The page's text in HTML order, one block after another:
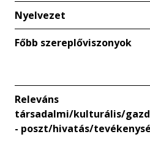
Nyelvezet
Főbb szereplőviszonyok
Releváns
társadalmi/kulturális/
- poszt/hivatás/